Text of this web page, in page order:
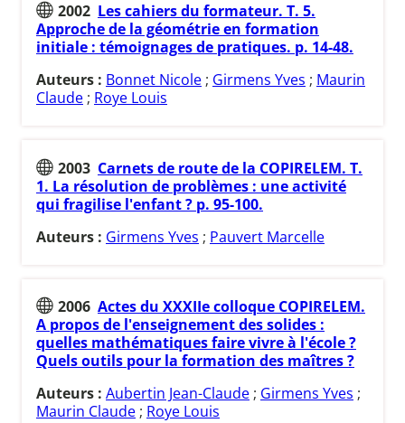
2002 Les cahiers du formateur. T. 5.
Approche de la géométrie en formation
initiale : témoignages de pratiques. p. 14-48.
Auteurs : Bonnet Nicole ; Girmens Yves ; Maurin
Claude ; Roye Louis
2003 Carnets de route de la COPIRELEM. T.
1. La résolution de problèmes : une activité
qui fragilise l'enfant ? p. 95-100.
Auteurs : Girmens Yves ; Pauvert Marcelle
2006 Actes du XXXIIe colloque COPIRELEM.
A propos de l'enseignement des solides :
quelles mathématiques faire vivre à l'école ?
Quels outils pour la formation des maîtres ?
Auteurs : Aubertin Jean-Claude ; Girmens Yves ;
Maurin Claude ; Roye Louis